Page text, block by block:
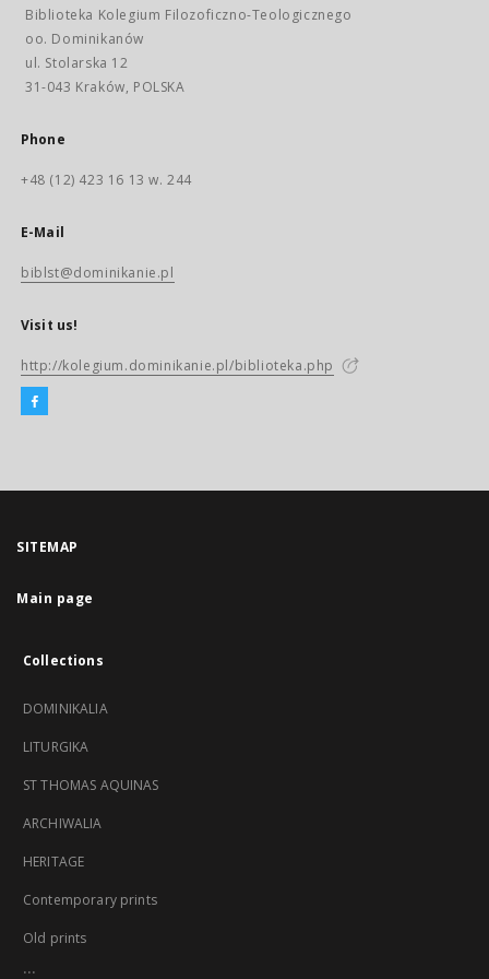
Biblioteka Kolegium Filozoficzno-Teologicznego
oo. Dominikanów
ul. Stolarska 12
31-043 Kraków, POLSKA
Phone
+48 (12) 423 16 13 w. 244
E-Mail
biblst@dominikanie.pl
Visit us!
http://kolegium.dominikanie.pl/biblioteka.php
SITEMAP
Main page
Collections
DOMINIKALIA
LITURGIKA
ST THOMAS AQUINAS
ARCHIWALIA
HERITAGE
Contemporary prints
Old prints
...